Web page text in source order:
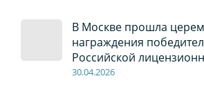
В Москве прошла
награждения
Российской
30.04.2026